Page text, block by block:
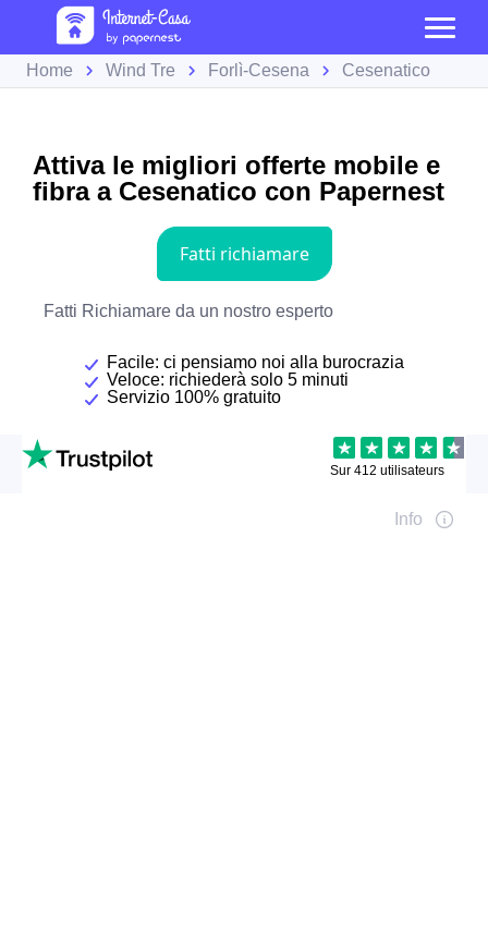
Home Wind Tre Forlì-Cesena Cesenatico